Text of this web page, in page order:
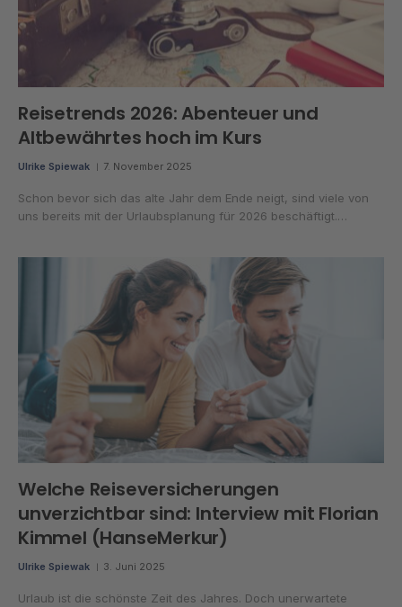
Reisetrends 2026: Abenteuer und
Altbewährtes hoch im Kurs
Ulrike Spiewak 7. November 2025
Schon bevor sich das alte Jahr dem Ende neigt, sind viele von
uns bereits mit der Urlaubsplanung für 2026 beschäftigt.…
Welche Reiseversicherungen
unverzichtbar sind: Interview mit Florian
Kimmel (HanseMerkur)
Ulrike Spiewak 3. Juni 2025
Urlaub ist die schönste Zeit des Jahres. Doch unerwartete